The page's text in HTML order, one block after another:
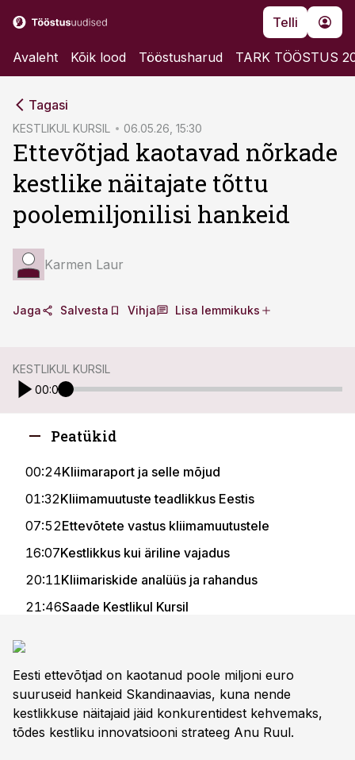
Telli
Avaleht Kõik lood Tööstusharud TARK TÖÖSTUS
Tagasi
KESTLIKUL KURSIL 06.05.26, 15:30
Ettevõtjad kaotavad nõrkade
kestlike näitajate tõttu
poolemiljonilisi hankeid
Karmen Laur
Jaga Salvesta Vihja Lisa lemmikuks
KESTLIKUL KURSIL
00:00
Peatükid
00:24Kliimaraport ja selle mõjud
01:32Kliimamuutuste teadlikkus Eestis
07:52Ettevõtete vastus kliimamuutustele
16:07Kestlikkus kui äriline vajadus
20:11Kliimariskide analüüs ja rahandus
21:46Saade Kestlikul Kursil
29:52Metsade Olukord ja Kliimamuutused
32:52Kohandumine Kliimamuutuste Mõjudele
36:05Soovitused Kohandumiseks
Eesti ettevõtjad on kaotanud poole miljoni euro
suuruseid hankeid Skandinaavias, kuna nende
kestlikkuse näitajaid jäid konkurentidest kehvemaks,
tõdes kestliku innovatsiooni strateeg Anu Ruul.